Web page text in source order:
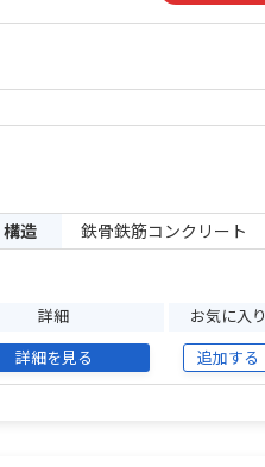
構造 鉄骨鉄筋コンクリート
詳細 お気に入り
詳細を見る 追加する